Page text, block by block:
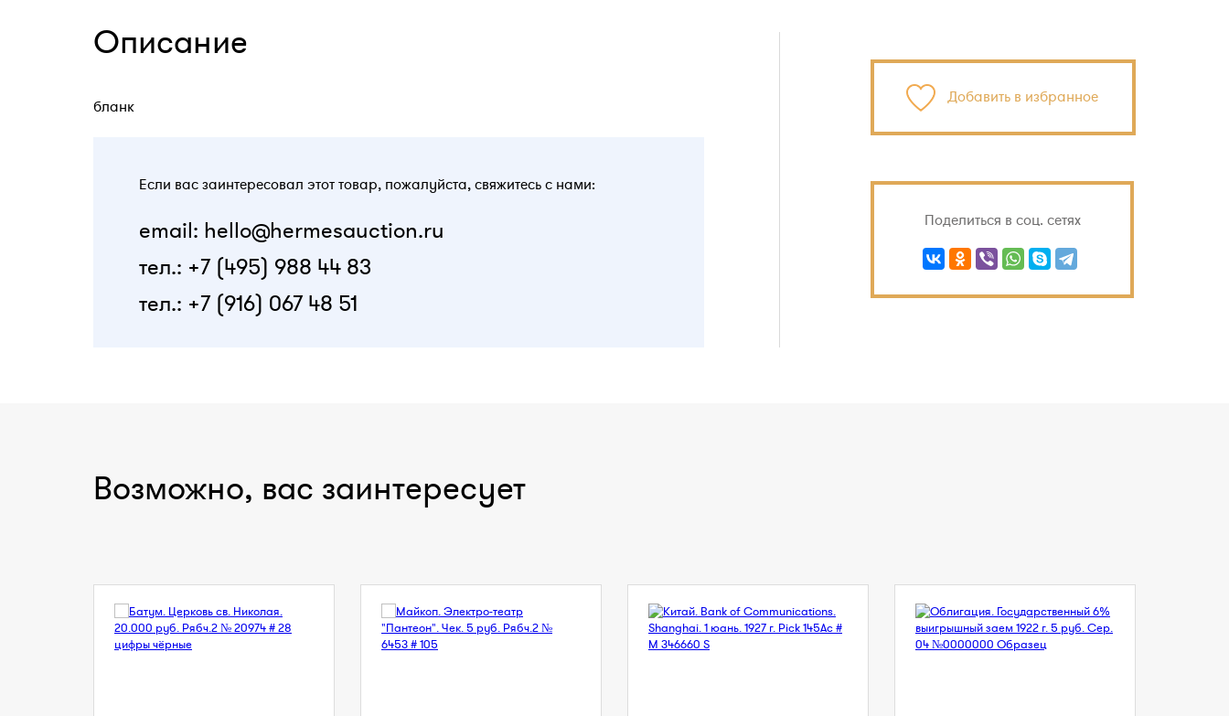
Описание
бланк
Если вас заинтересовал этот товар, пожалуйста, свяжитесь с нами:
email: hello@hermesauction.ru
тел.: +7 (495) 988 44 83
тел.: +7 (916) 067 48 51
Добавить в избранное
Поделиться в соц. сетях
Возможно, вас заинтересует